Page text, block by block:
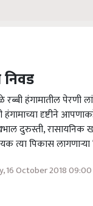
निवड
हंगामातील पेरणी
दृष्टीने
दुरुस्ती,
पिकास लागणाऱ्या
16 October 2018